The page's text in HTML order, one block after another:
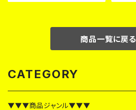
商品一覧に戻る
CATEGORY
▼▼▼商品ジャンル▼▼▼